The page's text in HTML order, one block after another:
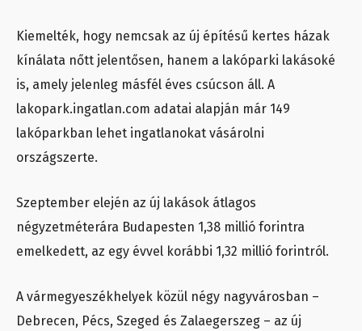
Kiemelték, hogy nemcsak az új építésű kertes házak
kínálata nőtt jelentősen, hanem a lakóparki lakásoké
is, amely jelenleg másfél éves csúcson áll. A
lakopark.ingatlan.com adatai alapján már 149
lakóparkban lehet ingatlanokat vásárolni
országszerte.
Szeptember elején az új lakások átlagos
négyzetméterára Budapesten 1,38 millió forintra
emelkedett, az egy évvel korábbi 1,32 millió forintról.
A vármegyeszékhelyek közül négy nagyvárosban –
Debrecen, Pécs, Szeged és Zalaegerszeg – az új